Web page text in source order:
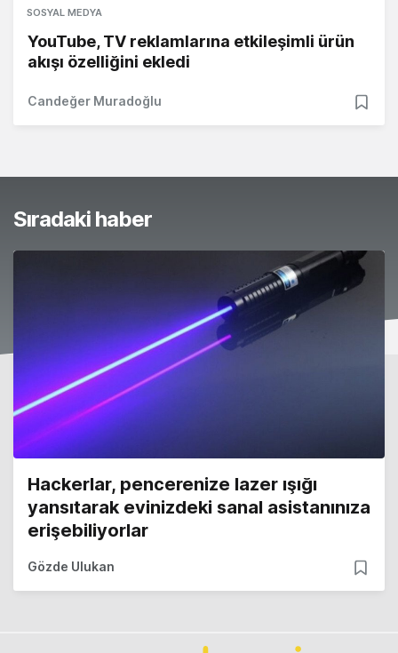
SOSYAL MEDYA
YouTube, TV reklamlarına etkileşimli ürün
akışı özelliğini ekledi
Candeğer Muradoğlu
Sıradaki haber
Hackerlar, pencerenize lazer ışığı
yansıtarak evinizdeki sanal asistanınıza
erişebiliyorlar
Gözde Ulukan